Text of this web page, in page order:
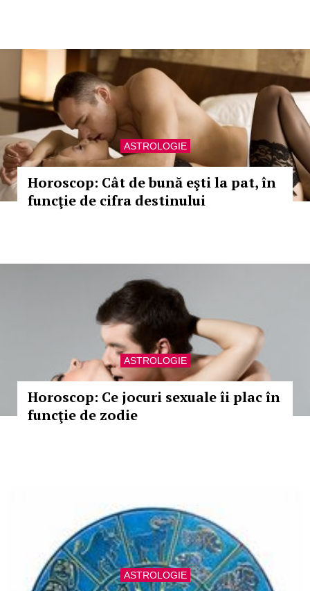
ASTROLOGIE
Horoscop: Cât de bună eşti la pat, în
funcţie de cifra destinului
ASTROLOGIE
Horoscop: Ce jocuri sexuale îi plac în
funcţie de zodie
ASTROLOGIE